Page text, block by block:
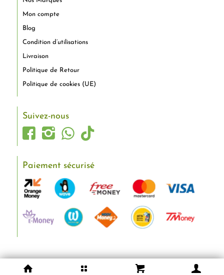
Mon compte
Blog
Condition d’utilisations
Livraison
Politique de Retour
Politique de cookies (UE)
Suivez-nous
Paiement sécurisé